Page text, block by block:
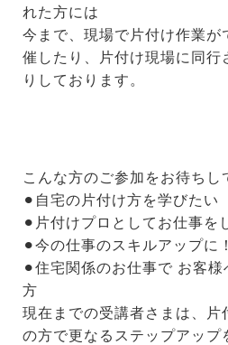
れた方には
今まで、現場で片付け作業が
催したり、片付け現場に同行
りしております。
こんな方のご参加をお待ちし
⚫︎自宅の片付け方を学びたい
⚫︎片付けプロとしてお仕事を
⚫︎今の仕事のスキルアップに！
⚫︎住宅関係のお仕事で お客
方
現在までの受講者さまは、片
の方で更なるステップアップ